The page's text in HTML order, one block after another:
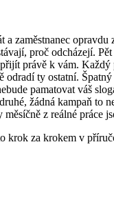
zaměstnanec
proč odcházejí.
právě k vám.
ty ostatní.
pamatovat váš
žádná kampaň to
z reálné práce
krok za krokem v